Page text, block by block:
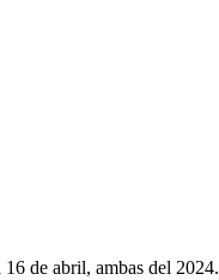
de abril, ambas del 2024.